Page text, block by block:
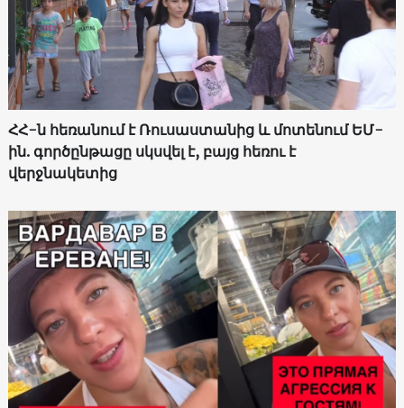
ՀՀ-ն հեռանում է Ռուսաստանից և մոտենում ԵՄ-
ին. գործընթացը սկսվել է, բայց հեռու է
վերջնակետից